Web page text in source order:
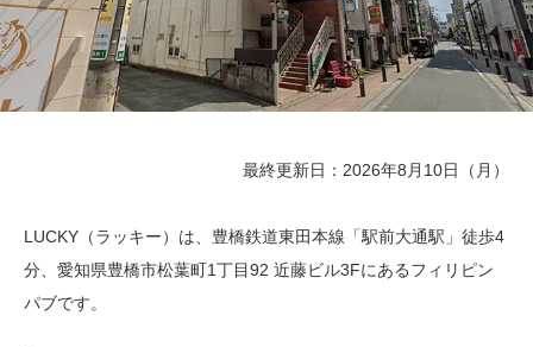
最終更新日：2026年8月10日（月）
LUCKY（ラッキー）は、豊橋鉄道東田本線「駅前大通駅」徒歩4
分、 愛知県豊橋市松葉町1丁目92 近藤ビル3Fにあるフィリピン
パブです。